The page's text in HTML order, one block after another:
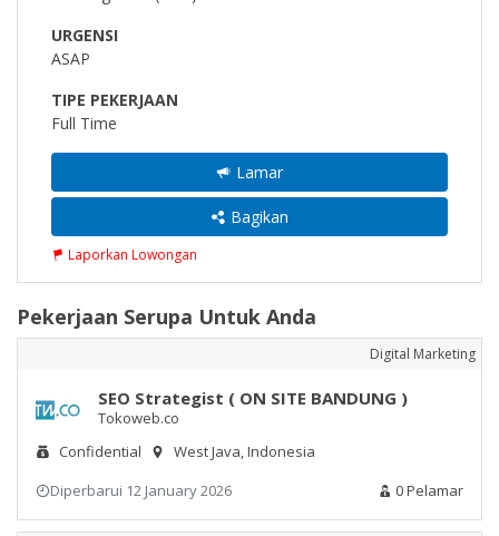
URGENSI
ASAP
TIPE PEKERJAAN
Full Time
Lamar
Bagikan
Laporkan Lowongan
Pekerjaan Serupa Untuk Anda
Digital Marketing
SEO Strategist ( ON SITE BANDUNG )
Tokoweb.co
Confidential
West Java, Indonesia
Diperbarui 12 January 2026
0 Pelamar